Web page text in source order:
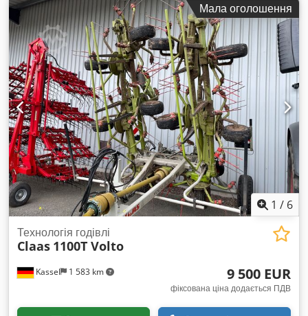
Мала оголошення
1 / 6
Kassel 1 583 km
Технологія годівлі
Claas 1100T Volto
9 500 EUR
фіксована ціна додається ПДВ